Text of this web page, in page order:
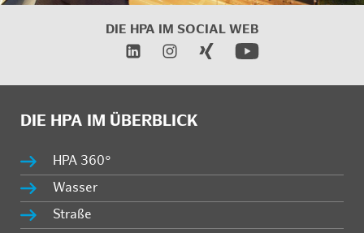
DIE HPA IM SOCIAL WEB
DIE HPA IM ÜBERBLICK
HPA 360°
Wasser
Straße